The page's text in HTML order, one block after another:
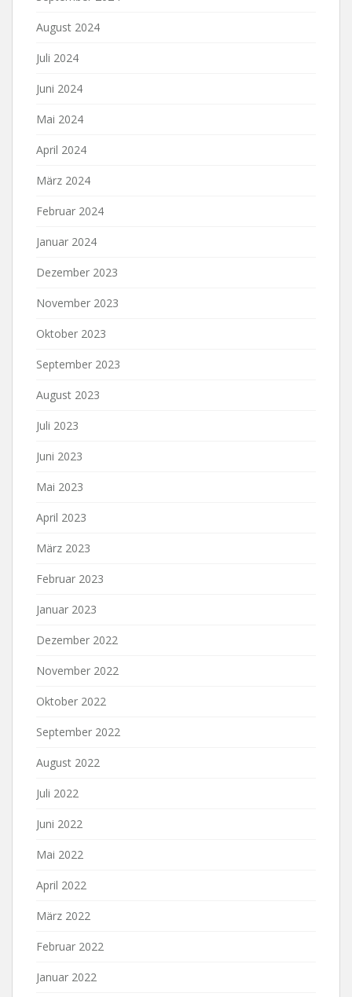
August 2024
Juli 2024
Juni 2024
Mai 2024
April 2024
März 2024
Februar 2024
Januar 2024
Dezember 2023
November 2023
Oktober 2023
September 2023
August 2023
Juli 2023
Juni 2023
Mai 2023
April 2023
März 2023
Februar 2023
Januar 2023
Dezember 2022
November 2022
Oktober 2022
September 2022
August 2022
Juli 2022
Juni 2022
Mai 2022
April 2022
März 2022
Februar 2022
Januar 2022